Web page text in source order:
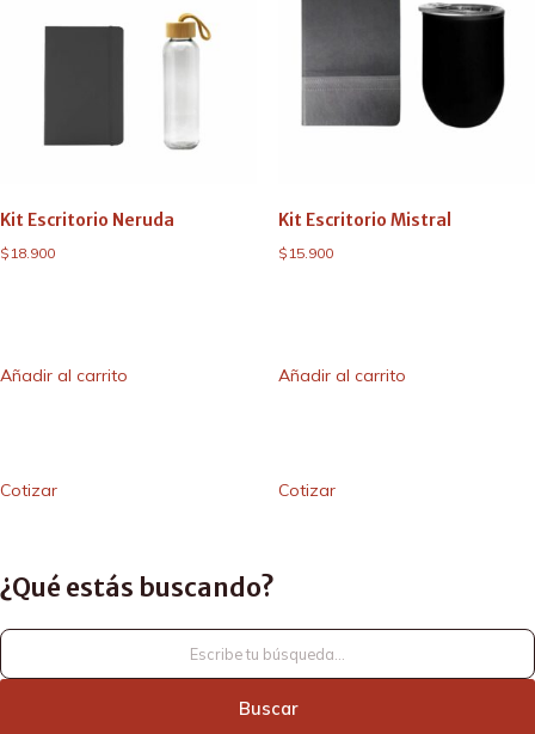
Kit Escritorio Neruda
$ 18.900
Añadir al carrito
Cotizar
Kit Escritorio Mistral
$ 15.900
Añadir al carrito
Cotizar
¿Qué estás buscando?
¿Qué
estás